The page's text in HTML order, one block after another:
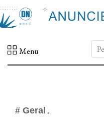
Menu
# Geral